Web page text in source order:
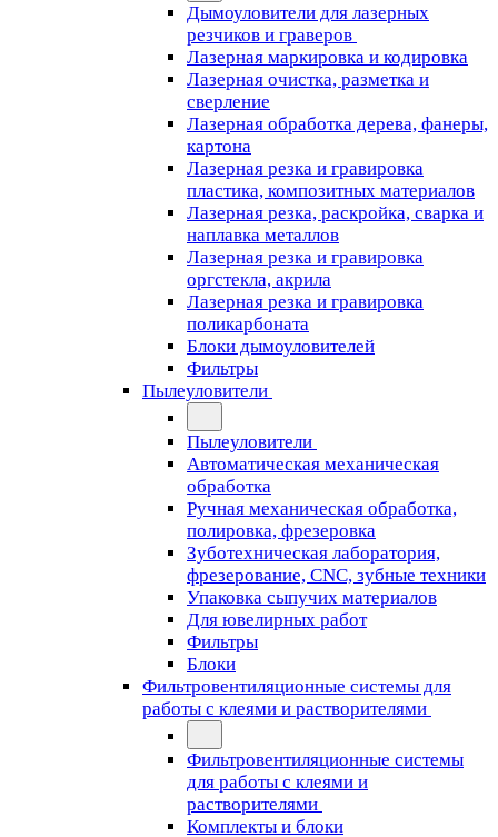
Дымоуловители для лазерных
резчиков и граверов
Лазерная маркировка и кодировка
Лазерная очистка, разметка и
сверление
Лазерная обработка дерева, фанеры,
картона
Лазерная резка и гравировка
пластика, композитных материалов
Лазерная резка, раскройка, сварка и
наплавка металлов
Лазерная резка и гравировка
оргстекла, акрила
Лазерная резка и гравировка
поликарбоната
Блоки дымоуловителей
Фильтры
Пылеуловители
Пылеуловители
Автоматическая механическая
обработка
Ручная механическая обработка,
полировка, фрезеровка
Зуботехническая лаборатория,
фрезерование, CNC, зубные техники
Упаковка сыпучих материалов
Для ювелирных работ
Фильтры
Блоки
Фильтровентиляционные системы для
работы с клеями и растворителями
Фильтровентиляционные системы
для работы с клеями и
растворителями
Комплекты и блоки